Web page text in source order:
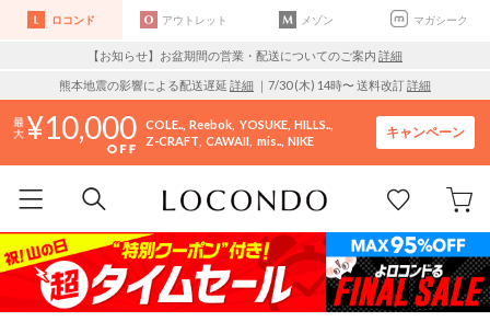
ロコンド アウトレット メゾン マガシーク
【お知らせ】お盆期間の営業・配送についてのご案内 詳細
熊本地震の影響による配送遅延 詳細 ｜7/30 (木) 14時〜 送料改訂詳細
10,000 COLE.. Reebok YOSUKE HILLS..
Z-CRAFT CAWAII mis.. NIKE
キャンペーン